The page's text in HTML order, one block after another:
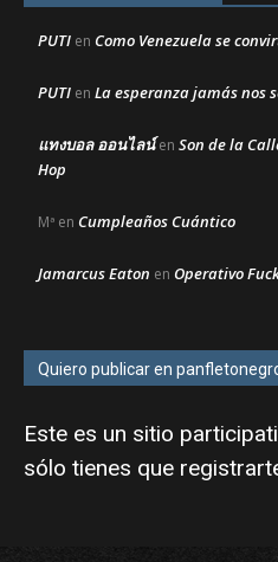
PUTI en Como Venezuela se
PUTI en La esperanza jamás nos
แทงบอล ออนไลน์en Son de la
Hop
Mª en Cumpleaños Cuántico
Jamarcus Eaton en Operativo
Quiero publicar en
Este es un sitio
sólo tienes que